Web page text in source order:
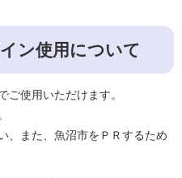
ン使用について
使用いただけます。
、また、魚沼市をＰＲするため